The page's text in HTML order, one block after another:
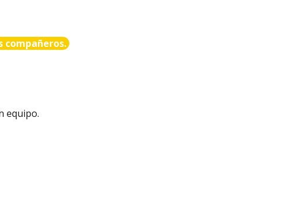
compañeros.
equipo.